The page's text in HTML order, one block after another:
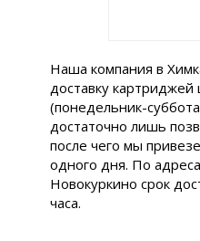
Наша компания в
доставку
(понедельник-
достаточно лишь
после чего мы
одного дня. По
Новокуркино срок
часа.